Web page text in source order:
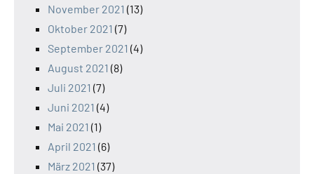
November 2021 (13)
Oktober 2021 (7)
September 2021 (4)
August 2021 (8)
Juli 2021 (7)
Juni 2021 (4)
Mai 2021 (1)
April 2021 (6)
März 2021 (37)